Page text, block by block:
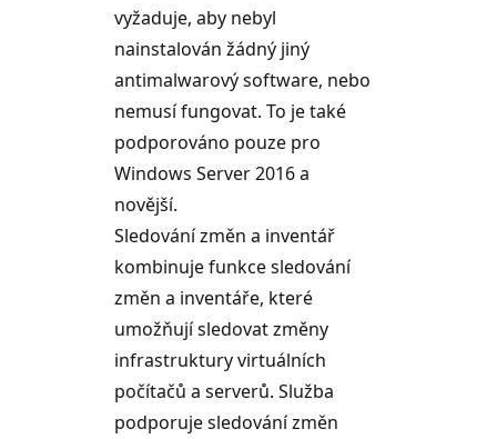
vyžaduje, aby nebyl
nainstalován žádný jiný
antimalwarový software, nebo
nemusí fungovat. To je také
podporováno pouze pro
Windows Server 2016 a
novější.
Sledování změn a inventář
kombinuje funkce sledování
změn a inventáře, které
umožňují sledovat změny
infrastruktury virtuálních
počítačů a serverů. Služba
podporuje sledování změn